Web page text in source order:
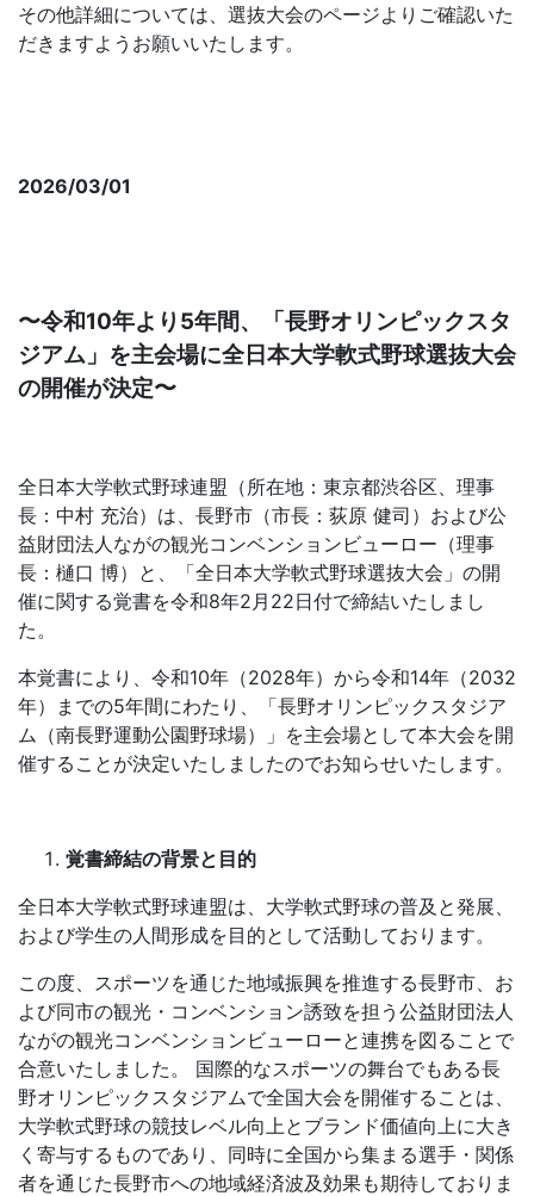
その他詳細については、選抜大会のページよりご確認いた
だきますようお願いいたします。
2026/03/01
〜令和10年より5年間、「長野オリンピックスタ
ジアム」を主会場に全日本大学軟式野球選抜大会
の開催が決定〜
全日本大学軟式野球連盟（所在地：東京都渋谷区、理事
長：中村 充治）は、長野市（市長：荻原 健司）および公
益財団法人ながの観光コンベンションビューロー（理事
長：樋口 博）と、「全日本大学軟式野球選抜大会」の開
催に関する覚書を令和8年2月22日付で締結いたしまし
た。
本覚書により、令和10年（2028年）から令和14年（2032
年）までの5年間にわたり、「長野オリンピックスタジア
ム（南長野運動公園野球場）」を主会場として本大会を開
催することが決定いたしましたのでお知らせいたします。
覚書締結の背景と目的
全日本大学軟式野球連盟は、大学軟式野球の普及と発展、
および学生の人間形成を目的として活動しております。
この度、スポーツを通じた地域振興を推進する長野市、お
よび同市の観光・コンベンション誘致を担う公益財団法人
ながの観光コンベンションビューローと連携を図ることで
合意いたしました。 国際的なスポーツの舞台でもある長
野オリンピックスタジアムで全国大会を開催することは、
大学軟式野球の競技レベル向上とブランド価値向上に大き
く寄与するものであり、同時に全国から集まる選手・関係
者を通じた長野市への地域経済波及効果も期待しておりま